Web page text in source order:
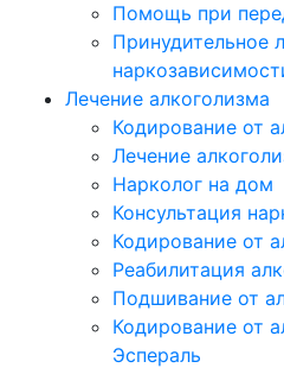
Помощь при
Принудительное
Лечение алкоголизма
Кодирование от
Лечение
Нарколог на дом
Консультация
Кодирование от
Реабилитация
Подшивание от
Кодирование от
Эспераль